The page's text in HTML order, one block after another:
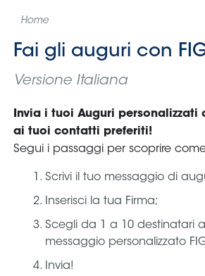
Home
Fai gli auguri con
Versione Italiana
Invia i tuoi Auguri personalizzati
ai tuoi contatti preferiti!
Segui i passaggi per scoprire
Scrivi il tuo messaggio di
Inserisci la tua Firma;
Scegli da 1 a 10 destinatari
messaggio personalizzato
Invia!